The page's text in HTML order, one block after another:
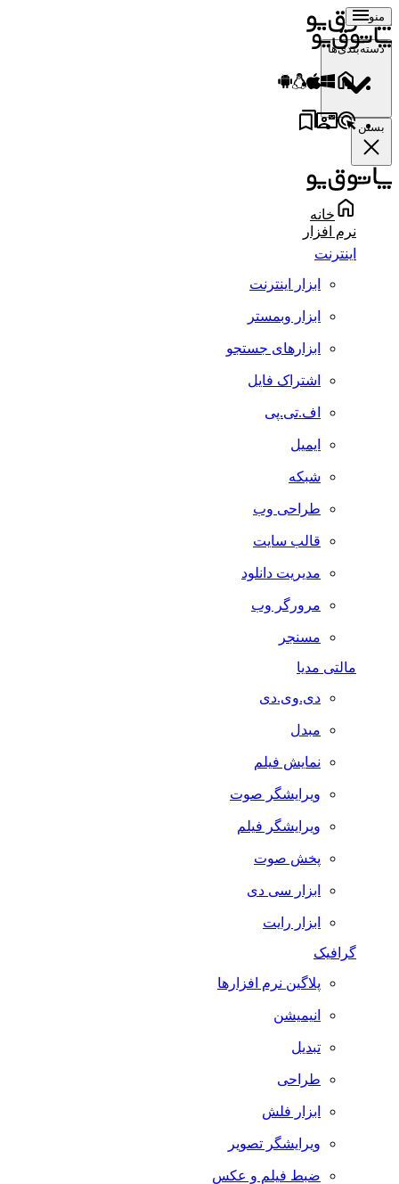
منو
دسته‌بندی‌ها
بستن
خانه
نرم افزار
اینترنت
ابزار اینترنت
ابزار وبمستر
ابزارهای جستجو
اشتراک فایل
اف.تی.پی
ایمیل
شبکه
طراحی وب
قالب سایت
مدیریت دانلود
مرورگر وب
مسنجر
مالتی مدیا
دی.وی.دی
مبدل
نمایش فیلم
ویرایشگر صوت
ویرایشگر فیلم
پخش صوت
ابزار سی دی
ابزار رایت
گرافیک
پلاگین نرم افزارها
انیمیشن
تبدیل
طراحی
ابزار فلش
ویرایشگر تصویر
ضبط فيلم و عكس